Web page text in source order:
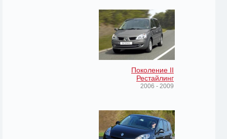
Поколение II
Рестайлинг
2006 - 2009